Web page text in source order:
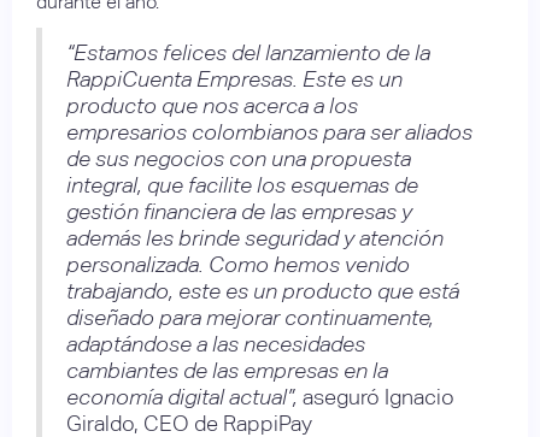
“Estamos felices del lanzamiento de la
RappiCuenta Empresas. Este es un
producto que nos acerca a los
empresarios colombianos para ser aliados
de sus negocios con una propuesta
integral, que facilite los esquemas de
gestión financiera de las empresas y
además les brinde seguridad y atención
personalizada. Como hemos venido
trabajando, este es un producto que está
diseñado para mejorar continuamente,
adaptándose a las necesidades
cambiantes de las empresas en la
economía digital actual”, aseguró Ignacio
Giraldo, CEO de RappiPay